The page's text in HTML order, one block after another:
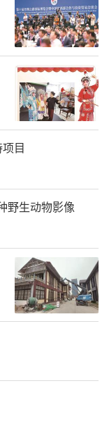
州、西安举办
布八大主题6
、文化体验、
；40多批次
共建合作协
。截至6月20
目
野生动物影像